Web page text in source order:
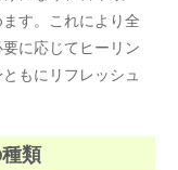
す。これにより全
に応じてヒーリン
もにリフレッシュ
類